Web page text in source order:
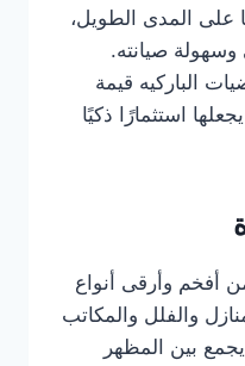
على المدى الطويل،
صيانته.
الباركيه قيمة
استثمارًا ذكيًا
أفخم وأرقى أنواع
والفلل والمكاتب
بين المظهر